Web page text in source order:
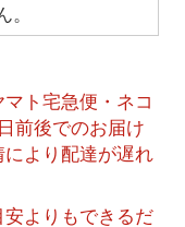
。
ト宅急便・ネコ
前後でのお届け
より配達が遅れ
よりもできるだ